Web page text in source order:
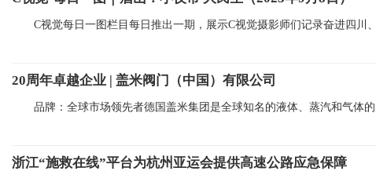
C视觉每日一图栏目每日推出一期，展示C视觉摄影师们记录奋进四川
20周年卓越企业 | 盖米阀门（中国）有限公司
品牌：全球市场领先者德国盖米集团是全球知名的液体、蒸汽和气体的
浙江“施救在线”平台为杭州亚运会提供高速公路应急保障